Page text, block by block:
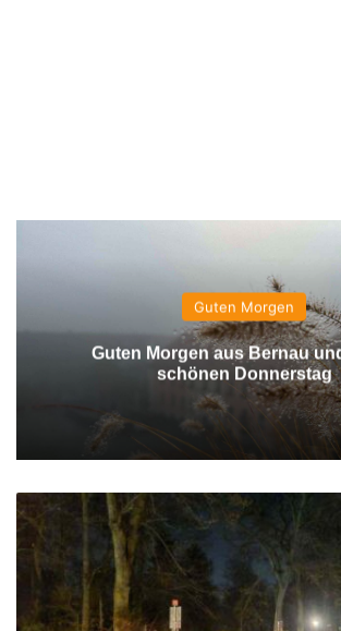
Guten Morgen
Guten Morgen aus Bernau
schönen Donnerstag